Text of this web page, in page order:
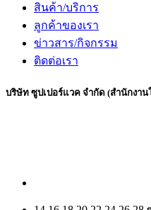
สินค้า/บริการ
ลูกค้าของเรา
ข่าวสาร/กิจกรรม
ติดต่อเรา
บริษัท ซูปเปอร์แวค จำกัด (สำนักงา